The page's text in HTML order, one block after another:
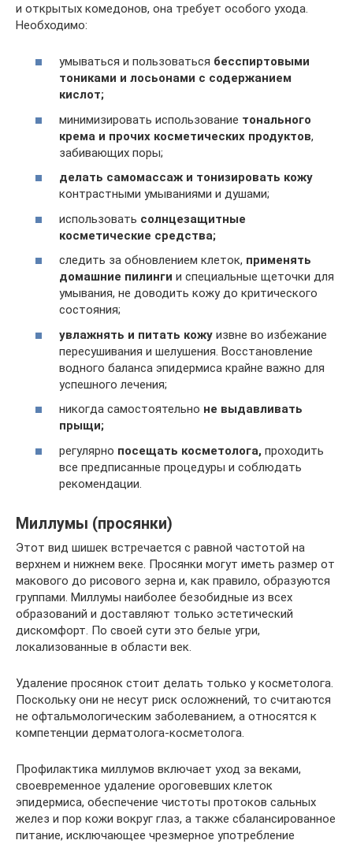
и открытых комедонов, она требует особого ухода.
Необходимо:
умываться и пользоваться бесспиртовыми
тониками и лосьонами с содержанием
кислот;
минимизировать использование тонального
крема и прочих косметических продуктов,
забивающих поры;
делать самомассаж и тонизировать кожу
контрастными умываниями и душами;
использовать солнцезащитные
косметические средства;
следить за обновлением клеток, применять
домашние пилинги и специальные щеточки для
умывания, не доводить кожу до критического
состояния;
увлажнять и питать кожу извне во избежание
пересушивания и шелушения. Восстановление
водного баланса эпидермиса крайне важно для
успешного лечения;
никогда самостоятельно не выдавливать
прыщи;
регулярно посещать косметолога, проходить
все предписанные процедуры и соблюдать
рекомендации.
Миллумы (просянки)
Этот вид шишек встречается с равной частотой на
верхнем и нижнем веке. Просянки могут иметь размер от
макового до рисового зерна и, как правило, образуются
группами. Миллумы наиболее безобидные из всех
образований и доставляют только эстетический
дискомфорт. По своей сути это белые угри,
локализованные в области век.
Удаление просянок стоит делать только у косметолога.
Поскольку они не несут риск осложнений, то считаются
не офтальмологическим заболеванием, а относятся к
компетенции дерматолога-косметолога.
Профилактика миллумов включает уход за веками,
своевременное удаление ороговевших клеток
эпидермиса, обеспечение чистоты протоков сальных
желез и пор кожи вокруг глаз, а также сбалансированное
питание, исключающее чрезмерное употребление